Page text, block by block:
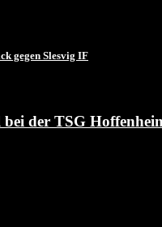
gegen Slesvig IF
der TSG